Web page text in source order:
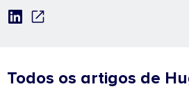
Todos os artigos de
Cookies para marketing e